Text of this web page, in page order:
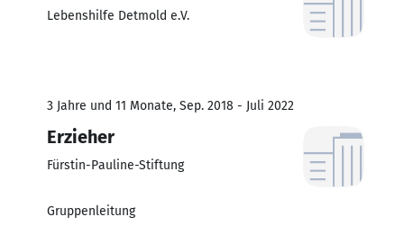
Lebenshilfe Detmold e.V.
3 Jahre und 11 Monate, Sep. 2018 - Juli 2022
Erzieher
Fürstin-Pauline-Stiftung
Gruppenleitung